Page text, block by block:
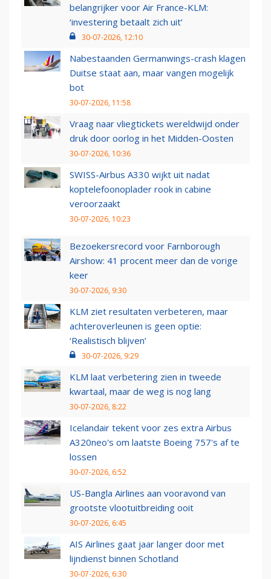
belangrijker voor Air France-KLM:
‘investering betaalt zich uit’
30-07-2026, 12:10
Nabestaanden Germanwings-crash klagen
Duitse staat aan, maar vangen mogelijk
bot
30-07-2026, 11:58
Vraag naar vliegtickets wereldwijd onder
druk door oorlog in het Midden-Oosten
30-07-2026, 10:36
SWISS-Airbus A330 wijkt uit nadat
koptelefoonoplader rook in cabine
veroorzaakt
30-07-2026, 10:23
Bezoekersrecord voor Farnborough
Airshow: 41 procent meer dan de vorige
keer
30-07-2026, 9:30
KLM ziet resultaten verbeteren, maar
achteroverleunen is geen optie:
‘Realistisch blijven’
30-07-2026, 9:29
KLM laat verbetering zien in tweede
kwartaal, maar de weg is nog lang
30-07-2026, 8:22
Icelandair tekent voor zes extra Airbus
A320neo's om laatste Boeing 757's af te
lossen
30-07-2026, 6:52
US-Bangla Airlines aan vooravond van
grootste vlootuitbreiding ooit
30-07-2026, 6:45
AIS Airlines gaat jaar langer door met
lijndienst binnen Schotland
30-07-2026, 6:30